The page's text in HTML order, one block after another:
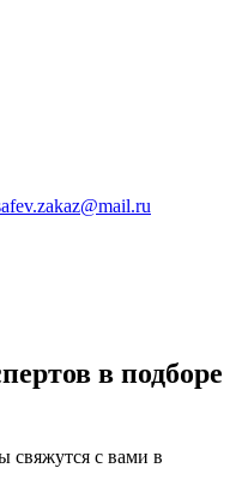
в подборе
свяжутся с вами в